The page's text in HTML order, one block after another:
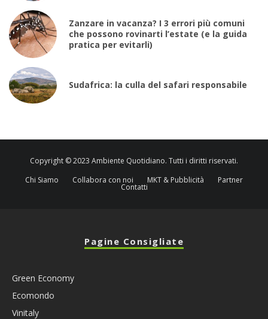
Zanzare in vacanza? I 3 errori più comuni
che possono rovinarti l’estate (e la guida
pratica per evitarli)
Sudafrica: la culla del safari responsabile
Copyright © 2023 Ambiente Quotidiano. Tutti i diritti riservati.
Chi Siamo
Collabora con noi MKT & Pubblicità Partner
Contatti
Pagine Consigliate
Green Economy
Ecomondo
Vinitaly